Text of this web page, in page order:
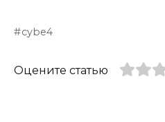
cybe4
Оцените статью